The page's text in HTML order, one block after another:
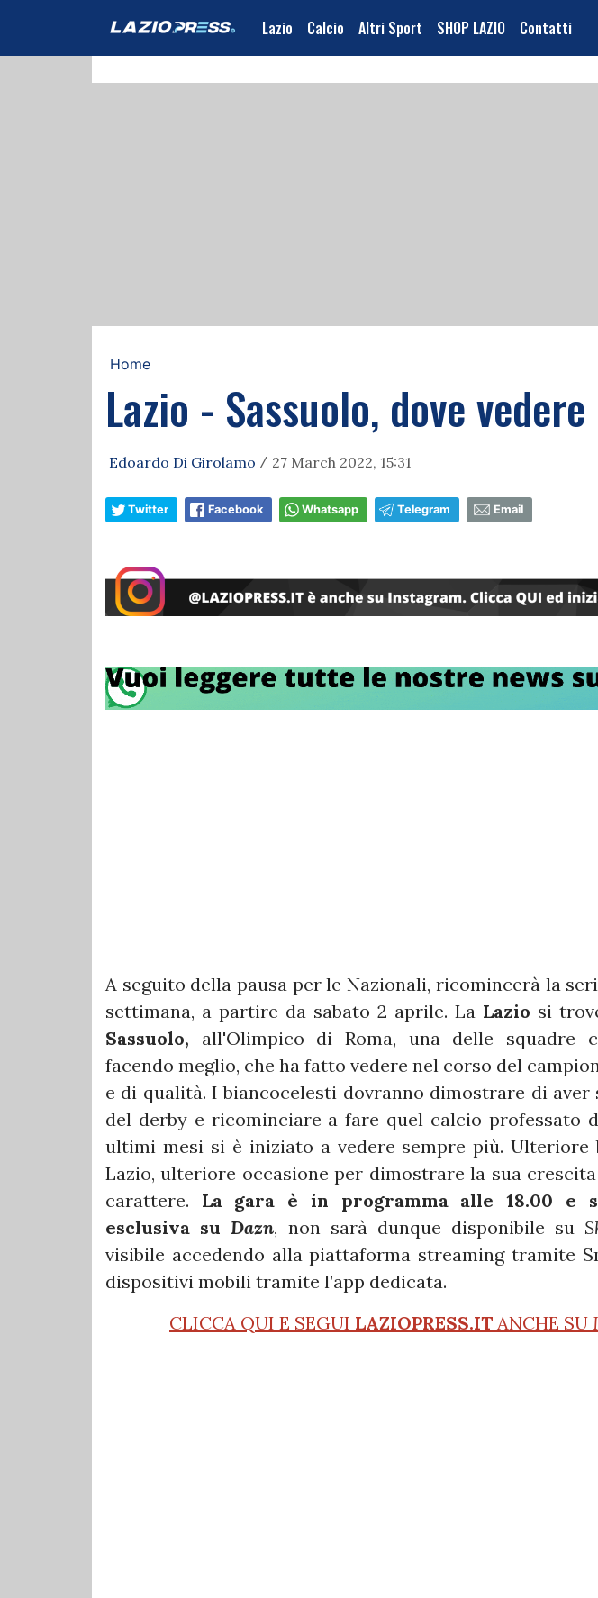
Lazio Calcio Altri Sport SHOP LAZIO Contatti
Home
Lazio - Sassuolo, dove
Edoardo Di Girolamo / 27 March 2022, 15:31
Twitter Facebook Whatsapp Telegram Email
A seguito della pausa per le Nazionali, ricomincerà la
settimana, a partire da sabato 2 aprile. La Lazio si
Sassuolo, all'Olimpico di Roma, una delle squadre
facendo meglio, che ha fatto vedere nel corso del
e di qualità. I biancocelesti dovranno dimostrare di aver
del derby e ricominciare a fare quel calcio professato
ultimi mesi si è iniziato a vedere sempre più. Ulteriore
Lazio, ulteriore occasione per dimostrare la sua
carattere. La gara è in programma alle 18.00 e
esclusiva suDazn, non sarà dunque disponibile su
visibile accedendo alla piattaforma streaming tramite
dispositivi mobili tramite l’app dedicata.
CLICCA QUI E SEGUI LAZIOPRESS.IT ANCHE SU